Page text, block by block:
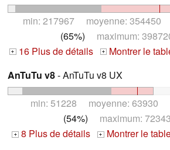
min: 217967 moyenne: 354450
(65%) maximum:
+ 16 Plus de détails +
Montrer le
AnTuTu v8- AnTuTu v8 UX
min: 51228 moyenne: 63930
(54%) maximum:
+ 8 Plus de détails + Montrer le